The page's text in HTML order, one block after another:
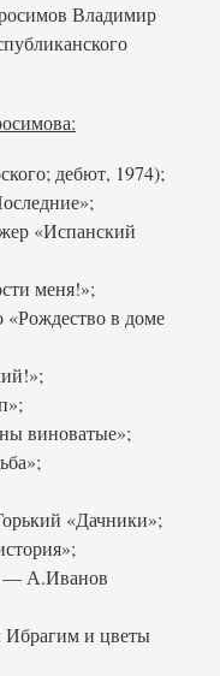
Владимир
дебют, 1974);
«Испанский
меня!»;
в доме
виноватые»;
«Дачники»;
— А.Иванов
и цветы